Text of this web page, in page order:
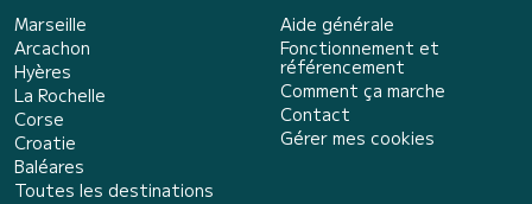
Marseille
Arcachon
Hyères
La Rochelle
Corse
Croatie
Baléares
Toutes les destinations
Aide générale
Fonctionnement et
référencement
Comment ça marche
Contact
Gérer mes cookies